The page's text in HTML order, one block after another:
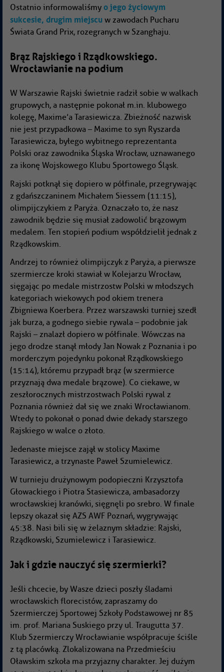
Ostatnio informowaliśmy o jego życiowym
sukcesie, drugim miejscu w zawodach Pucharu
Świata Grand Prix, rozegranych w Szanghaju.
Brąz Rajskiego i Rządkowskiego.
Wrocławianie na podium
W Warszawie Rajski świetnie radził sobie w walkach
grupowych, a następnie pokonał m.in. klubowego
kolegę, Maxime’a Tarasiewicza. Zbieżność nazwisk
nie jest przypadkowa – Maxime to syn Ryszarda
Tarasiewicza, byłego wybitnego reprezentanta
Polski oraz zawodnika Śląska Wrocław, uznawanego
za ikonę Wojskowego Klubu Sportowego Śląsk.
Rajski potknął się dopiero w półfinale, przegrywając
z gdańszczaninem Michałem Siessem (11:15),
olimpijczykiem z Paryża. Oznaczało to, że nasz
zawodnik będzie się musiał zadowolić brązowym
medalem. Ten stopień podium współdzielił jednak z
Rządkowskim.
Andrzej to również olimpijczyk z Paryża, a pierwsze
szermiercze kroki stawiał w Kolejarzu Wrocław,
sięgając po medale mistrzostw Polski w młodszych
kategoriach wiekowych pod okiem trenera
Zbigniewa Koerbera. Przez warszawski turniej szedł
jak burza, a godnego siebie rywala – podobnie jak
Rajski – znalazł dopiero w półfinale. Wówczas na
jego drodze stanął młody Jan Nowak z Poznania i po
morderczym pojedynku pokonał Rządkowskiego
(15:14), któremu przypadł brąz (w szermierce
przyznają dwa medale brązowe). Co ciekawe, w
zeszłorocznych mistrzostwach Polski rywal z
Poznania również dał się we znaki Wrocławianom.
Wtedy to pokonał o ponad dwie dekady starszego
Rajskiego w walce o złoto.
Jedenaste miejsce zajął w stolicy Maxime
Tarasiewicz, a trzynaste Paweł Szumielewicz.
W turnieju drużynowym podopieczni Krzysztofa
Głowackiego i Piotra Stasiewicza, ambasadorzy
wrocławskiej kranówki, sięgnęli po srebro. W finale
lepszy okazał się AZS AWF Poznań, wygrywając
45:38. Nasi bili się w żelaznym składzie: Rajski,
Rządkowski, Szumielewicz i Tarasiewicz.
Jak i gdzie nauczyć się szermierki?
Jeśli chcecie, by Wasze dzieci poszły śladami
wrocławskich florecistów, zapraszamy do
Szermierczej Sportowej Szkoły Podstawowej nr 85
im. prof. Mariana Suskiego przy ul. Traugutta 37.
Klub Szermierczy Wrocławianie współpracuje ściśle
z tą placówką. Zlokalizowana na Przedmieściu
Oławskim szkoła ma przyjazny charakter. Jej dużym